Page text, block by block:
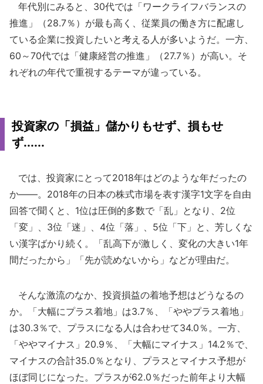
年代別にみると、30代では「ワークライフバランスの
推進」（28.7％）が最も高く、従業員の働き方に配慮し
ている企業に投資したいと考える人が多いようだ。一方、
60～70代では「健康経営の推進」（27.7％）が高い。そ
れぞれの年代で重視するテーマが違っている。
投資家の「損益」儲かりもせず、損もせ
ず......
では、投資家にとって2018年はどのような年だったの
か――。2018年の日本の株式市場を表す漢字1文字を自由
回答で聞くと、1位は圧倒的多数で「乱」となり、2位
「変」、3位「迷」、4位「落」、5位「下」と、芳しくな
い漢字ばかり続く。「乱高下が激しく、変化の大きい1年
間だったから」「先が読めないから」などが理由だ。
そんな激流のなか、投資損益の着地予想はどうなるの
か。「大幅にプラス着地」は3.7％、「ややプラス着地」
は30.3％で、プラスになる人は合わせて34.0％。一方、
「ややマイナス」20.9％、「大幅にマイナス」14.2％で、
マイナスの合計35.0％となり、プラスとマイナス予想が
ほぼ同じになった。プラスが62.0％だった前年より大幅